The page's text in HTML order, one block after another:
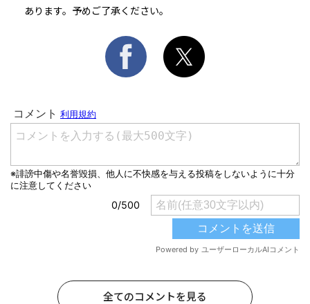
あります。予めご了承ください。
全てのコメントを見る